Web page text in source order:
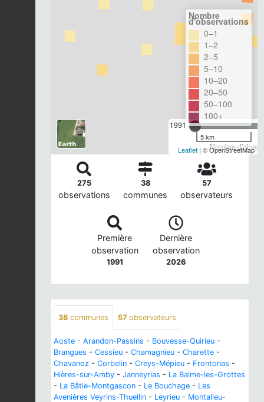
1991
Nombre
Nombre
d'observations
0–1
1–2
2–5
5–10
10–20
20–50
50–100
100+
5 km
Leaflet | © OpenStreetMap
275
observations
38
communes
57
observateurs
Première
observation
1991
Dernière
observation
2026
38 communes 57 observateurs
Aoste - Arandon-Passins - Bouvesse-Quirieu -
Brangues - Cessieu - Chamagnieu - Charette -
Chavanoz - Corbelin - Creys-Mépieu - Frontonas -
Hières-sur-Amby - Janneyrias - La Balme-les-Grottes
- La Bâtie-Montgascon - Le Bouchage - Les
Avenières Veyrins-Thuellin - Leyrieu - Montalieu-